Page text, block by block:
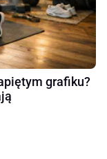
grafiku?